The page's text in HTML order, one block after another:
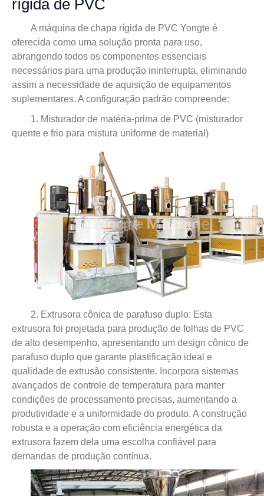
rígida de PVC
A máquina de chapa rígida de PVC Yongte é
oferecida como uma solução pronta para uso,
abrangendo todos os componentes essenciais
necessários para uma produção ininterrupta, eliminando
assim a necessidade de aquisição de equipamentos
suplementares. A configuração padrão compreende:
1. Misturador de matéria-prima de PVC (misturador
quente e frio para mistura uniforme de material)
2. Extrusora cônica de parafuso duplo: Esta
extrusora foi projetada para produção de folhas de PVC
de alto desempenho, apresentando um design cônico de
parafuso duplo que garante plastificação ideal e
qualidade de extrusão consistente. Incorpora sistemas
avançados de controle de temperatura para manter
condições de processamento precisas, aumentando a
produtividade e a uniformidade do produto. A construção
robusta e a operação com eficiência energética da
extrusora fazem dela uma escolha confiável para
demandas de produção contínua.